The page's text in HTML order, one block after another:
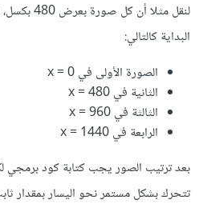
لنقل مثلا
البداية كالتالي:
الصورة الأولى في x = 0
الثانية في x = 480
الثالثة في x = 960
الرابعة في x = 1440